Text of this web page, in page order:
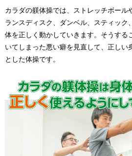
カラダの躾体操では、ストレッチボール
ランスディスク、ダンベル、スティック
体を正しく動かしていきます。そうする
いてしまった悪い癖を見直して、正しい
とした体操です。